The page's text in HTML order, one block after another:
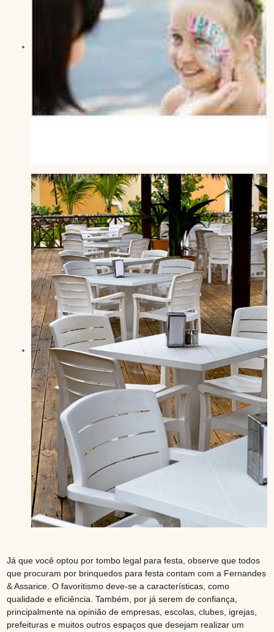
Já que você optou por tombo legal para festa, observe que todos
que procuram por brinquedos para festa contam com a Fernandes
& Assarice. O favoritismo deve-se a características, como
qualidade e eficiência. Também, por já serem de confiança,
principalmente na opinião de empresas, escolas, clubes, igrejas,
prefeituras e muitos outros espaços que desejam realizar um